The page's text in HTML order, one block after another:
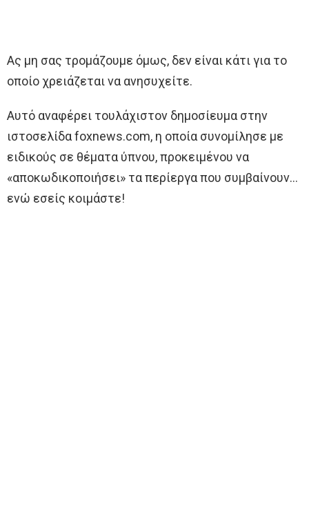
Ας μη σας τρομάζουμε όμως, δεν είναι κάτι για το
οποίο χρειάζεται να ανησυχείτε.
Αυτό αναφέρει τουλάχιστον δημοσίευμα στην
ιστοσελίδα foxnews.com, η οποία συνομίλησε με
ειδικούς σε θέματα ύπνου, προκειμένου να
«αποκωδικοποιήσει» τα περίεργα που συμβαίνουν…
ενώ εσείς κοιμάστε!